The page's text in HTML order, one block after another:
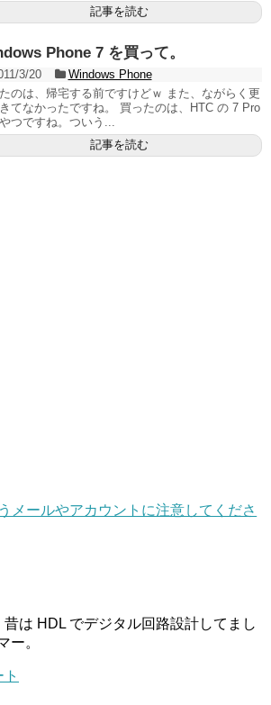
記事を読む
Phone 7 を買って。
3/20
Windows Phone
のは、帰宅する前ですけどｗ また、ながらく更
てなかったですね。 買ったのは、HTC の 7 Pro
つですね。ついう...
記事を読む
メールやアカウントに注意してくださ
は HDL でデジタル回路設計してまし
ー。